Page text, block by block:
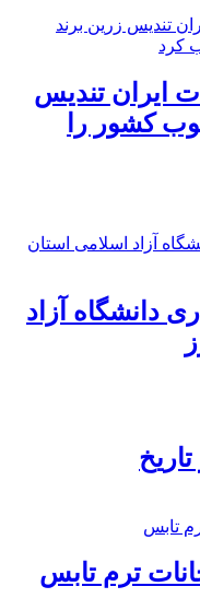
ایران تندیس
کشور را
دانشگاه آزاد
ترم تابس